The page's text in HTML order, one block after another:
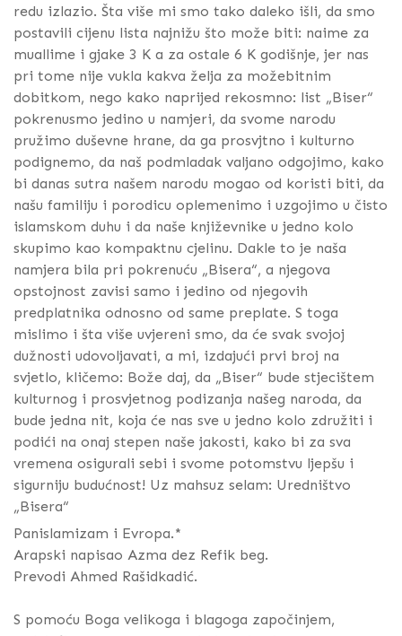
redu izlazio. Šta više mi smo tako daleko išli, da smo
postavili cijenu lista najnižu što može biti: naime za
muallime i gjake 3 K a za ostale 6 K godišnje, jer nas
pri tome nije vukla kakva želja za možebitnim
dobitkom, nego kako naprijed rekosmno: list „Biser“
pokrenusmo jedino u namjeri, da svome narodu
pružimo duševne hrane, da ga prosvjtno i kulturno
podignemo, da naš podmladak valjano odgojimo, kako
bi danas sutra našem narodu mogao od koristi biti, da
našu familiju i porodicu oplemenimo i uzgojimo u čisto
islamskom duhu i da naše književnike u jedno kolo
skupimo kao kompaktnu cjelinu. Dakle to je naša
namjera bila pri pokrenuću „Bisera“, a njegova
opstojnost zavisi samo i jedino od njegovih
predplatnika odnosno od same preplate. S toga
mislimo i šta više uvjereni smo, da će svak svojoj
dužnosti udovoljavati, a mi, izdajući prvi broj na
svjetlo, kličemo: Bože daj, da „Biser“ bude stjecištem
kulturnog i prosvjetnog podizanja našeg naroda, da
bude jedna nit, koja će nas sve u jedno kolo združiti i
podići na onaj stepen naše jakosti, kako bi za sva
vremena osigurali sebi i svome potomstvu ljepšu i
sigurniju budućnost! Uz mahsuz selam: Uredništvo
„Bisera“
Panislamizam i Evropa.*
Arapski napisao Azma dez Refik beg.
Prevodi Ahmed Rašidkadić.
S pomoću Boga velikoga i blagoga započinjem,